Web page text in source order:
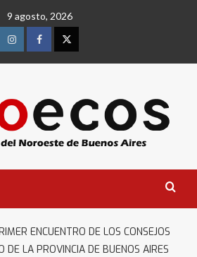
9 agosto, 2026
InstagramFacebookTwitter
ENCUENTRO DE LOS CONSEJOS
DE LA PROVINCIA DE BUENOS AIRES